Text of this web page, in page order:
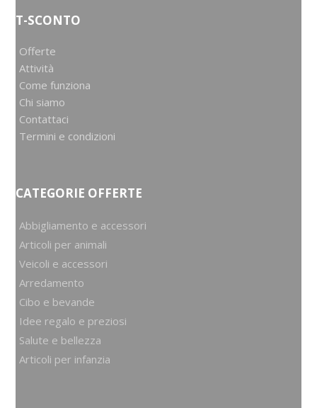
T-SCONTO
Offerte
Attività
Come funziona
Chi siamo
Contattaci
Termini e condizioni
CATEGORIE OFFERTE
Abbigliamento e accessori
Articoli per animali
Veicoli e accessori
Arredamento
Cibo e bevande
Idee regalo e preziosi
Salute e bellezza
Articoli per infanzia